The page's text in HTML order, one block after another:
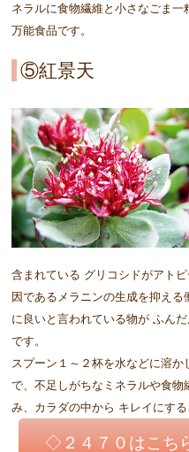
ネラルに食物繊維と小さなごま
万能食品です。
⑤紅景天
含まれている グリコシドがアト
因であるメラニンの生成を抑え
に良いと言われている物が ふん
です。
スプーン１～２杯を水などに溶
で、不足しがちなミネラルや食
み、カラダの中から キレイにする
◇２４７０はこち